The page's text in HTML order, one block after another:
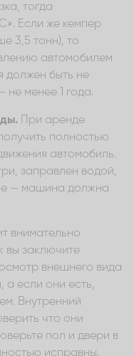
тогда
Если же кемпер
3,5 тонн), то
автомобилем
должен быть не
не менее 1 года.
При аренде
полностью
автомобиль.
заправлен водой,
— машина должна
внимательно
вы заключите
внешнего вида
а если они есть,
Внутренний
что они
пол и двери в
исправны.